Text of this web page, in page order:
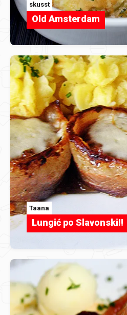
skusst
Old Amsterdam
Taana
Lungić po Slavonski!!